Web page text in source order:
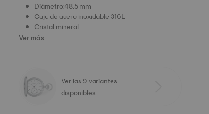
Diámetro:48.5 mm
Caja de acero inoxidable 316L
Cristal mineral
Ver más
Ver las 9 variantes
disponibles